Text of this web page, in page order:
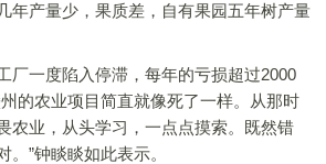
年产量少，果质差，自有果园五年树产量
一度陷入停滞，每年的亏损超过2000
的农业项目简直就像死了一样。从那时
农业，从头学习，一点点摸索。既然错
”钟睒睒如此表示。